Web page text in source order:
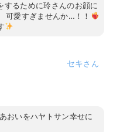
するために玲さんのお顔に
可愛すぎませんか…！！
セキ
おいをハヤトサン幸せに